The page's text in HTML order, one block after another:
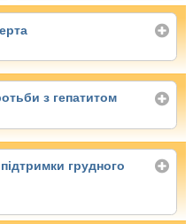
з гепатитом
грудного